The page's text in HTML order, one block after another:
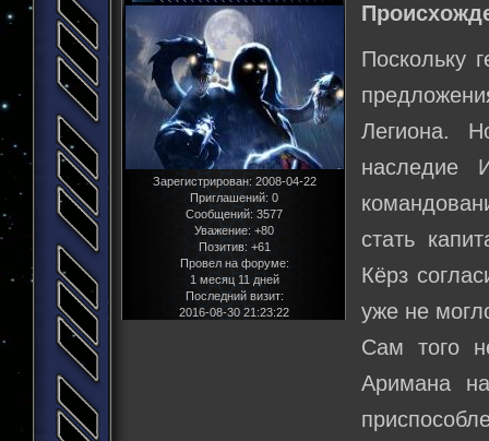
Зарегистрирован: 2008-04-22
Приглашений: 0
Сообщений: 3577
Уважение: +80
Позитив: +61
Провел на форуме:
1 месяц 11 дней
Последний визит:
2016-08-30 21:23:22
Поскольку
Легиона.
наследие
стать
Кёрз
уже не
Сам того
Аримана